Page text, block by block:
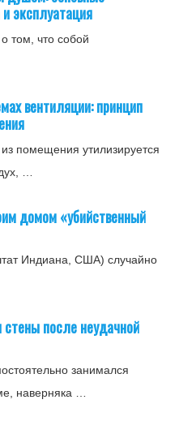
эксплуатация
том, что собой
вентиляции: принцип
помещения утилизируется
…
домом «убийственный
Индиана, США) случайно
стены после неудачной
занимался
наверняка …